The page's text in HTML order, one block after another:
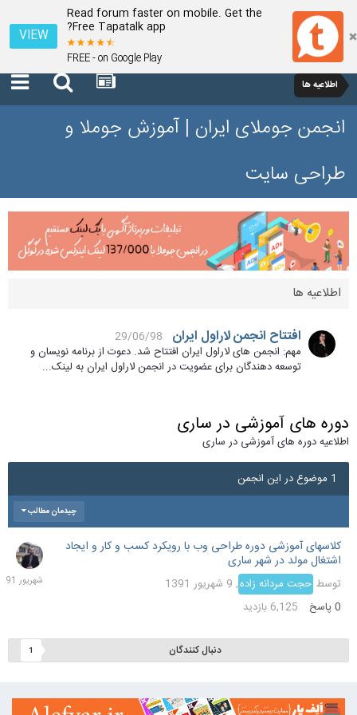
Read forum faster on mobile. Get the
Free Tapatalk app?
FREE - on Google Play
VIEW
اطلاعیه ها
انجمن جوملای ایران | آموزش جوملا و
طراحی سایت
اطلاعیه ها
افتتاح انجمن لاراول ایران
29/06/98
مهم: انجمن های لاراول ایران افتتاح شد. دعوت از برنامه نویسان و
توسعه دهندگان برای عضویت در انجمن لاراول ایران به لینک...
دوره های آموزشی در ساری
اطلاعیه دوره های آموزشی در ساری
1 موضوع در این انجمن
چیدمان مطالب
کلاسهای آموزشی دوره طراحی وب با رویکرد کسب و کار و ایجاد
اشتغال مولد در شهر ساری
توسط حجت مردانه زاده, 9 شهریور 1391
0 پاسخ 6,125 بازدید
دنبال کنندگان 1